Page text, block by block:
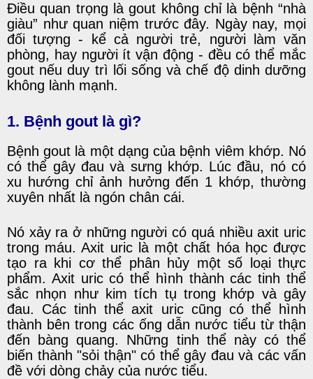
Điều quan trọng là gout không chỉ là bệnh “nhà
giàu” như quan niệm trước đây. Ngày nay, mọi
đối tượng - kể cả người trẻ, người làm văn
phòng, hay người ít vận động - đều có thể mắc
gout nếu duy trì lối sống và chế độ dinh dưỡng
không lành mạnh.
1. Bệnh gout là gì?
Bệnh gout là một dạng của bệnh viêm khớp. Nó
có thể gây đau và sưng khớp. Lúc đầu, nó có
xu hướng chỉ ảnh hưởng đến 1 khớp, thường
xuyên nhất là ngón chân cái.
Nó xảy ra ở những người có quá nhiều axit uric
trong máu. Axit uric là một chất hóa học được
tạo ra khi cơ thể phân hủy một số loại thực
phẩm. Axit uric có thể hình thành các tinh thể
sắc nhọn như kim tích tụ trong khớp và gây
đau. Các tinh thể axit uric cũng có thể hình
thành bên trong các ống dẫn nước tiểu từ thận
đến bàng quang. Những tinh thể này có thể
biến thành "sỏi thận" có thể gây đau và các vấn
đề với dòng chảy của nước tiểu.